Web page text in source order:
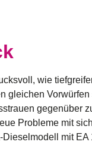
wie
gleichen
gegenüber
Probleme mit
mit